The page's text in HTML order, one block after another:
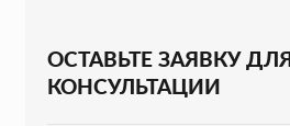
ОСТАВЬТЕ ЗАЯВКУ ДЛЯ
КОНСУЛЬТАЦИИ